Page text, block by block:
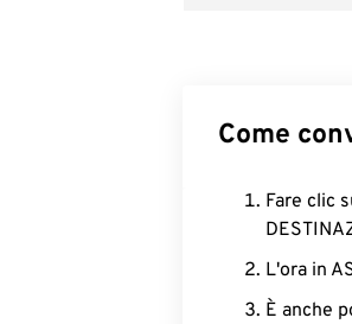
Come
Fare clic
L'ora in
È anche